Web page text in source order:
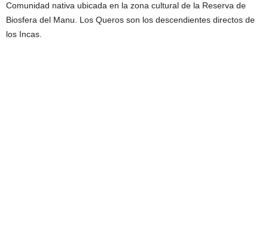
Comunidad nativa ubicada en la zona cultural de la Reserva de
Biosfera del Manu. Los Queros son los descendientes directos de
los Incas.